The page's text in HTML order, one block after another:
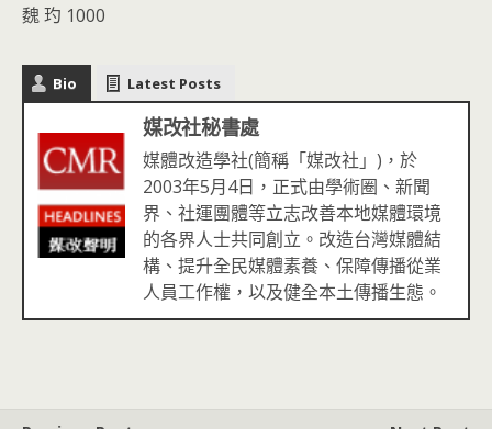
魏 玓 1000
Bio Latest Posts
媒改社秘書處
媒體改造學社(簡稱「媒改社」)，於
2003年5月4日，正式由學術圈、新聞
界、社運團體等立志改善本地媒體環境
的各界人士共同創立。改造台灣媒體結
構、提升全民媒體素養、保障傳播從業
人員工作權，以及健全本土傳播生態。